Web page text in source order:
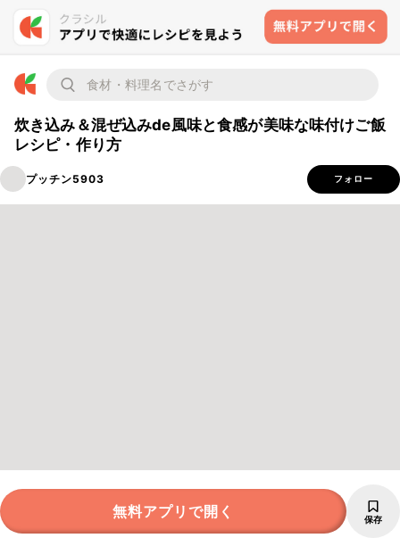
炊き込み＆混ぜ込みde風味と食感が美味な味付けご飯
レシピ・作り方
プッチン5903 フォロー
無料アプリで開く 保存